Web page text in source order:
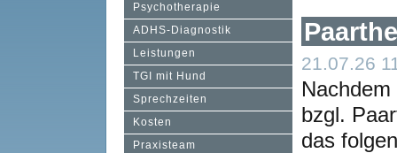
Psychotherapie
ADHS-Diagnostik
Leistungen
TGI mit Hund
Sprechzeiten
Kosten
Praxisteam
21.07.26
bzgl.
das